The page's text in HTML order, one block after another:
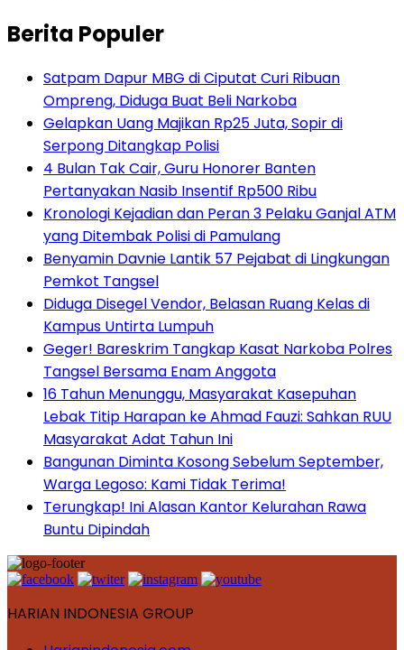
Berita Populer
Satpam Dapur MBG di Ciputat Curi Ribuan
Ompreng, Diduga Buat Beli Narkoba
Gelapkan Uang Majikan Rp25 Juta, Sopir di
Serpong Ditangkap Polisi
4 Bulan Tak Cair, Guru Honorer Banten
Pertanyakan Nasib Insentif Rp500 Ribu
Kronologi Kejadian dan Peran 3 Pelaku Ganjal ATM
yang Ditembak Polisi di Pamulang
Benyamin Davnie Lantik 57 Pejabat di Lingkungan
Pemkot Tangsel
Diduga Disegel Vendor, Belasan Ruang Kelas di
Kampus Untirta Lumpuh
Geger! Bareskrim Tangkap Kasat Narkoba Polres
Tangsel Bersama Enam Anggota
16 Tahun Menunggu, Masyarakat Kasepuhan
Lebak Titip Harapan ke Ahmad Fauzi: Sahkan RUU
Masyarakat Adat Tahun Ini
Bangunan Diminta Kosong Sebelum September,
Warga Legoso: Kami Tidak Terima!
Terungkap! Ini Alasan Kantor Kelurahan Rawa
Buntu Dipindah
HARIAN INDONESIA GROUP